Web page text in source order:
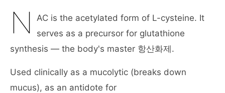
N
AC is the acetylated form of L-cysteine. It
serves as a precursor for glutathione
synthesis — the body's master 항산화제.
Used clinically as a mucolytic (breaks down
mucus), as an antidote for